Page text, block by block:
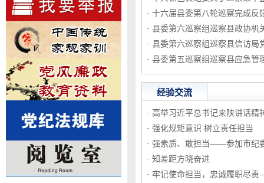
· 十六届县委第八轮巡察完成反
· 县委第六巡察组巡察县政协机
· 县委第六巡察组巡察县信访局
· 县委第五巡察组巡察县应急管
经验交流
· 高举习近平总书记来陕讲话精
· 强化规矩意识 树立责任担当
· 强素质、敢担当——参加市纪
· 知差距方晓奋进
· 牢记使命担当，忠诚履职尽